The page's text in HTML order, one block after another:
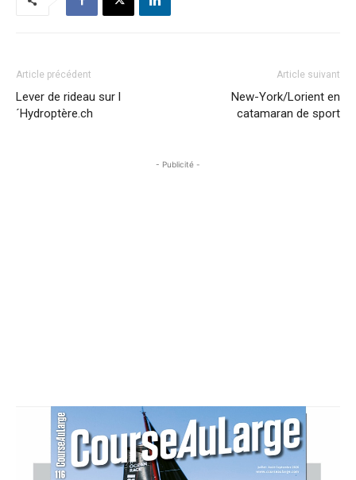
Article précédent
Lever de rideau sur l
´Hydroptère.ch
Article suivant
New-York/Lorient en
catamaran de sport
- Publicité -